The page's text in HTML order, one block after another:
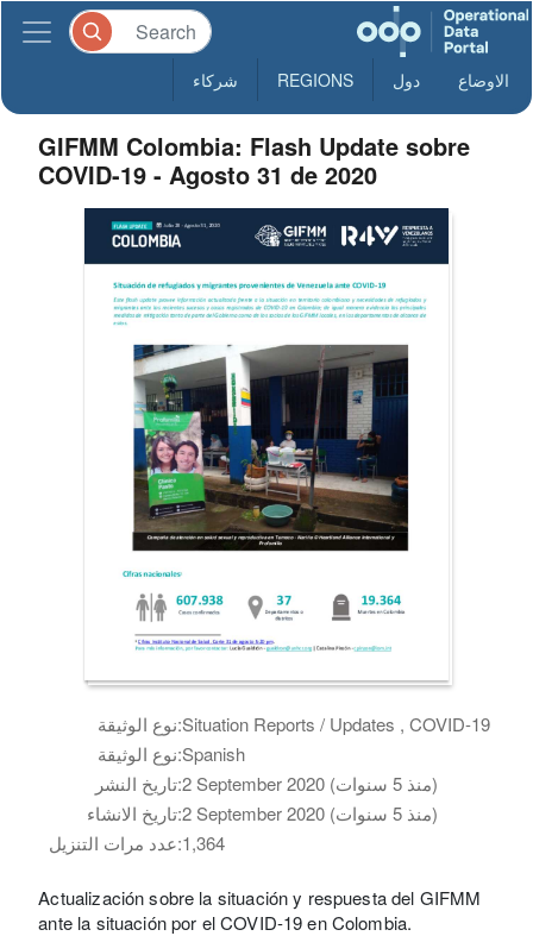
الاوضاع دول REGIONS شركاء
GIFMM Colombia: Flash Update sobre
COVID-19 - Agosto 31 de 2020
نوع الوثيقة:Situation Reports / Updates , COVID-19
نوع الوثيقة:Spanish
تاريخ النشر:
2 September 2020 (منذ 5 سنوات)
تاريخ الانشاء:
2 September 2020 (منذ 5 سنوات)
عدد مرات التنزيل:1,364
Actualización sobre la situación y respuesta del GIFMM
ante la situación por el COVID-19 en Colombia.